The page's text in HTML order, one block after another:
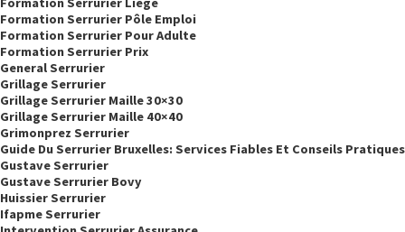
Formation Serrurier Pôle Emploi
Formation Serrurier Pour Adulte
Formation Serrurier Prix
General Serrurier
Grillage Serrurier
Grillage Serrurier Maille 30×30
Grillage Serrurier Maille 40×40
Grimonprez Serrurier
Guide Du Serrurier Bruxelles: Services Fiables Et Conseils Pratiques
Gustave Serrurier
Gustave Serrurier Bovy
Huissier Serrurier
Ifapme Serrurier